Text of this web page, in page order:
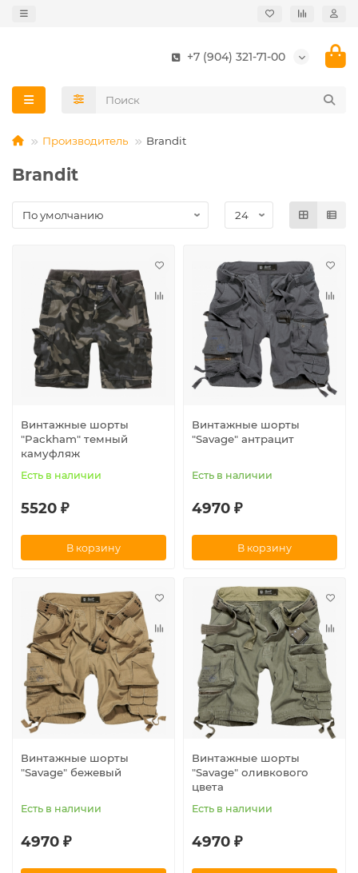
+7 (904) 321-71-00
Производитель Brandit
Brandit
Винтажные шорты
"Packham" темный
камуфляж
Есть в наличии
5520 ₽
В корзину
Винтажные шорты
"Savage" антрацит
Есть в наличии
4970 ₽
В корзину
Винтажные шорты
"Savage" бежевый
Есть в наличии
4970 ₽
Винтажные шорты
"Savage" оливкового
цвета
Есть в наличии
4970 ₽